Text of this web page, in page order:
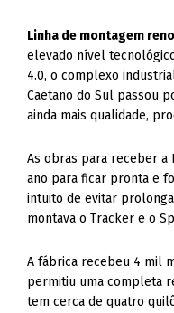
Linha de montagem
elevado nível
4.0, o complexo
Caetano do Sul passou
ainda mais qualidade,
As obras para receber a
ano para ficar pronta e
intuito de evitar
montava o Tracker e o
A fábrica recebeu 4 mil
permitiu uma completa
tem cerca de quatro